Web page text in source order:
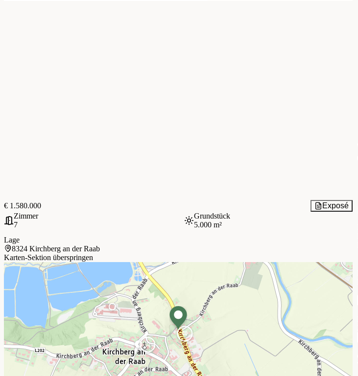
€ 1.580.000
Exposé
Zimmer
7
Grundstück
5.000 m²
Lage
8324 Kirchberg an der Raab
Karten-Sektion überspringen